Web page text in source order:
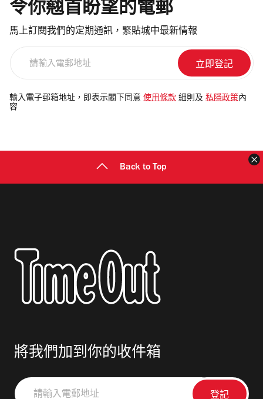
令你翹首盼望的電郵
馬上訂閱我們的定期通訊，緊貼城中最新情報
電
郵
輸入電子郵箱地址，即表示閣下同意 使用條款 細則及 私隱政策 內
容
Back to Top
將我們加到你的收件箱
請